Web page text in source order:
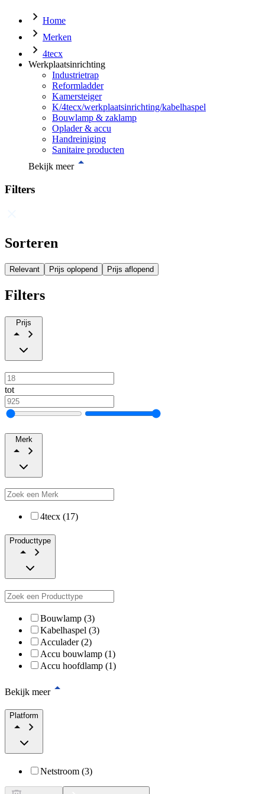
Home
Merken
4tecx
Werkplaatsinrichting
Industrietrap
Reformladder
Kamersteiger
K/4tecx/werkplaatsinrichting/kabelhaspel
Bouwlamp & zaklamp
Oplader & accu
Handreiniging
Sanitaire producten
Bekijk meer
Filters
Sorteren
Relevant Prijs oplopend Prijs aflopend
Filters
Prijs
tot
Merk
4tecx (17)
Producttype
Bouwlamp (3)
Kabelhaspel (3)
Acculader (2)
Accu bouwlamp (1)
Accu hoofdlamp (1)
Bekijk meer
Platform
Netstroom (3)